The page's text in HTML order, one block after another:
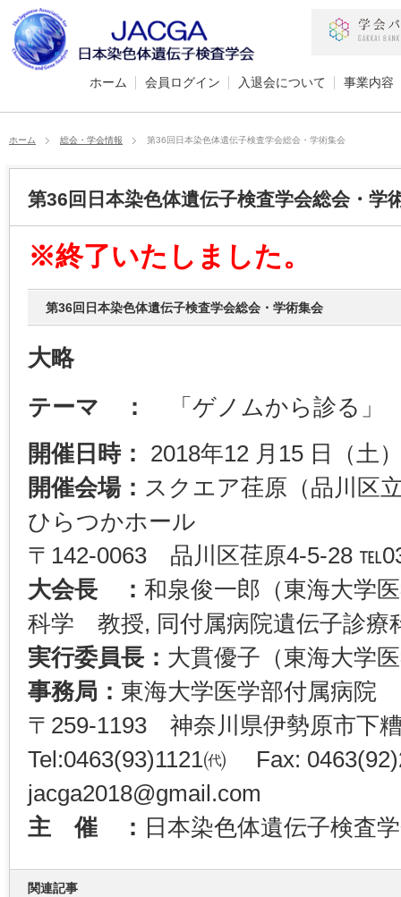
ホーム 会員ログイン 入退会について 事業内容
ホーム 総会・学会情報 第36回日本染色体遺伝子検査学会総会・学術集会
第36回日本染色体遺伝子検査学会総会・学
※終了いたしました。
第36回日本染色体遺伝子検査学会総会・学術集会
大略
テーマ ：
「ゲノムから診る」
開催日時： 2018年12 月15 日（土
開催会場： スクエア荏原（品川区
ひらつかホール
〒142-0063 品川区荏原4-5-28
大会長 ： 和泉俊一郎（東海大学
科学 教授, 同付属病院遺伝子診療
実行委員長： 大貫優子（東海大学
事務局： 東海大学医学部付属病院
〒259-1193 神奈川県伊勢原市下
Tel:0463(93)1121㈹ Fax:
jacga2018@gmail.com
主 催 ： 日本染色体遺伝子検査
関連記事